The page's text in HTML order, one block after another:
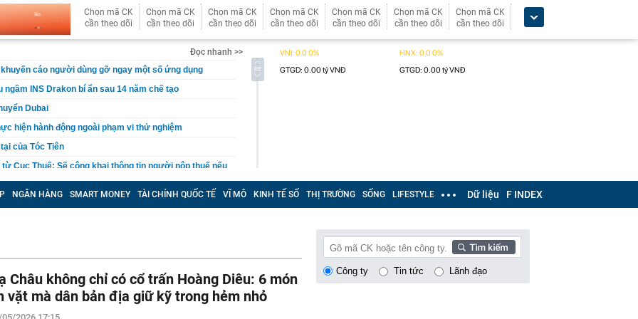
Chọn mã CK
cần theo dõi
Chọn mã CK
cần theo dõi
Chọn mã CK
cần theo dõi
Chọn mã CK
cần theo dõi
Chọn mã CK
cần theo dõi
Chọn mã CK
cần theo dõi
Chọn mã CK
cần theo dõi
Đọc nhanh >>
khuyến cáo người dùng gỡ ngay một số ứng dụng
ngầm INS Drakon bí ẩn sau 14 năm chế tạo
Dubai
hiện hành động ngoài phạm vi thử nghiệm
của Tóc Tiên
từ Cục Thuế: Sẽ công khai thông tin người nộp thuế nếu
8 tại SJC, Bảo Tín Minh Châu, Bảo Tín Mạnh Hải, DOJI,
nhất là đôi mắt cực phẩm
trở về, người phụ nữ không tin nổi cảnh trước mắt:
vực, phát hiện hơn 15.000 hiện vật vàng, bạc, đồng bị
1.500 năm - giá trị tương đương 63 tỷ đồng
an đồng loạt ập vào 9 cơ sở lưu trú, nhà trọ lúc 2h
NGÂN HÀNG SMART MONEY TÀI CHÍNH QUỐC TẾ VĨ MÔ KINH TẾ SỐ THỊ TRƯỜNG SỐNG LIFESTYLE Dữ liệu F INDEX
Châu không chỉ có cổ trấn Hoàng Diêu: 6 món
vặt mà dân bản địa giữ kỹ trong hẻm nhỏ
Công ty Tin tức Lãnh đạo